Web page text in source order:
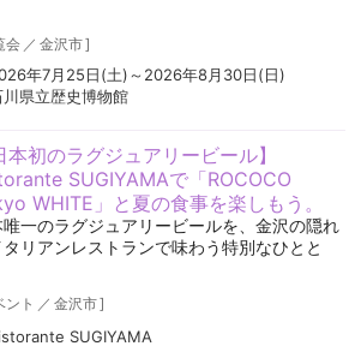
会 ／ 金沢市]
年7月25日(土)～2026年8月30日(日)
川県立歴史博物館
本初のラグジュアリービール】
SUGIYAMAで「ROCOCO
WHITE」と夏の食事を楽しもう。
唯一のラグジュアリービールを、金沢の隠れ
リアンレストランで味わう特別なひとと
ント ／ 金沢市]
SUGIYAMA